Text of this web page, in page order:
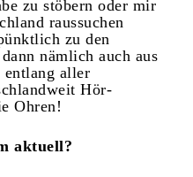
zu stöbern oder mir
raussuchen
zu den
nämlich auch aus
entlang aller
Hör-
Ohren!
aktuell?